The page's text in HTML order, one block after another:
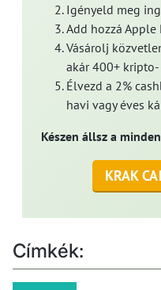
Igényeld meg
Add hozzá Apple
Vásárolj
akár 400+
Élvezd a 2%
havi vagy éves
Készen állsz a
KRAK
Címkék: